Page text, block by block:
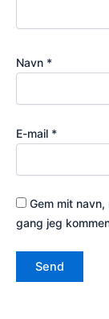
Navn *
E-mail *
Gem mit
gang jeg